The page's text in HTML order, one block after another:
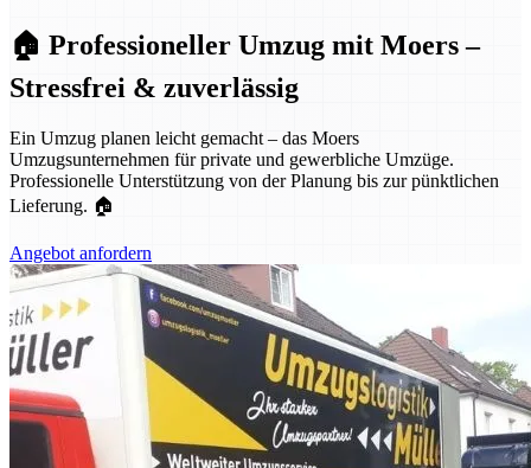
🏠 Professioneller Umzug mit Moers –
Stressfrei & zuverlässig
Ein Umzug planen leicht gemacht – das Moers
Umzugsunternehmen für private und gewerbliche Umzüge.
Professionelle Unterstützung von der Planung bis zur pünktlichen
Lieferung. 🏠
Angebot anfordern